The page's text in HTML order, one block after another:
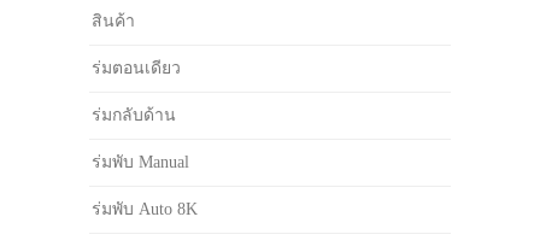
สินค้า
ร่มตอนเดียว
ร่มกลับด้าน
ร่มพับ Manual
ร่มพับ Auto 8K